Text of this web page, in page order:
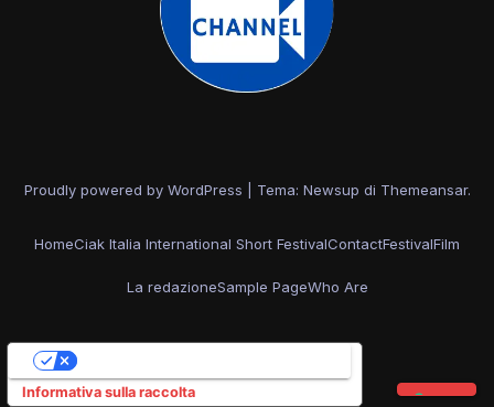
Proudly powered by WordPress Tema: Newsup di Themeansar.
HomeCiak Italia International Short FestivalContactFestivalFilm
La redazioneSample PageWho Are
Informativa sulla raccolta